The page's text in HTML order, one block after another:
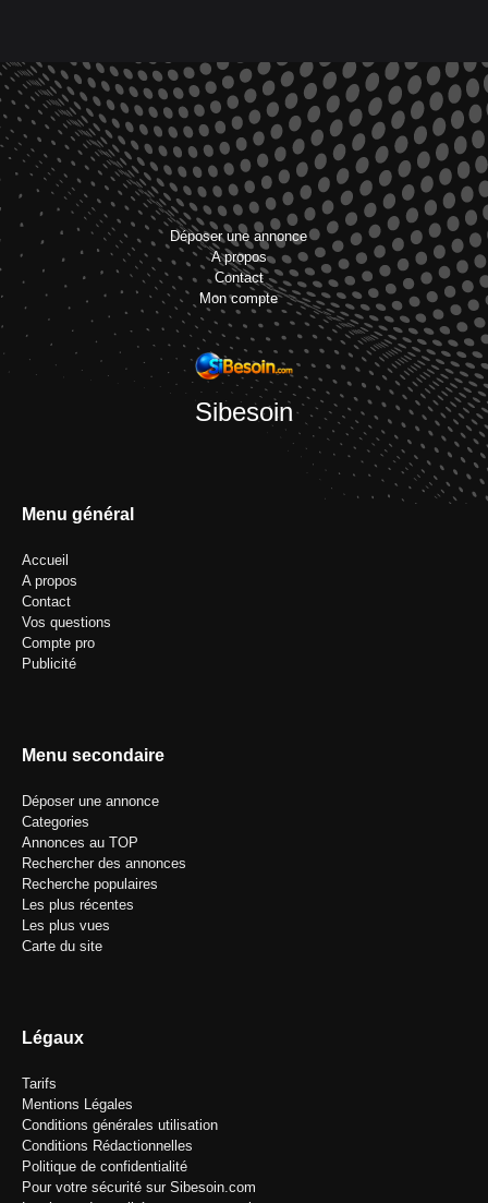
Déposer une annonce
A propos
Contact
Mon compte
Sibesoin
Menu général
Accueil
A propos
Contact
Vos questions
Compte pro
Publicité
Menu secondaire
Déposer une annonce
Categories
Annonces au TOP
Rechercher des annonces
Recherche populaires
Les plus récentes
Les plus vues
Carte du site
Légaux
Tarifs
Mentions Légales
Conditions générales utilisation
Conditions Rédactionnelles
Politique de confidentialité
Pour votre sécurité sur Sibesoin.com